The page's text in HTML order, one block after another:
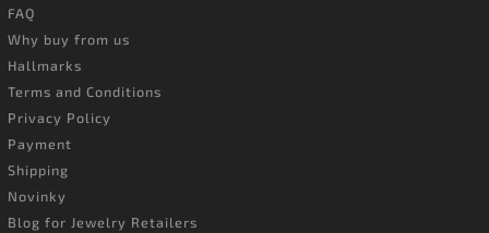
FAQ
Why buy from us
Hallmarks
Terms and Conditions
Privacy Policy
Payment
Shipping
Novinky
Blog for Jewelry Retailers